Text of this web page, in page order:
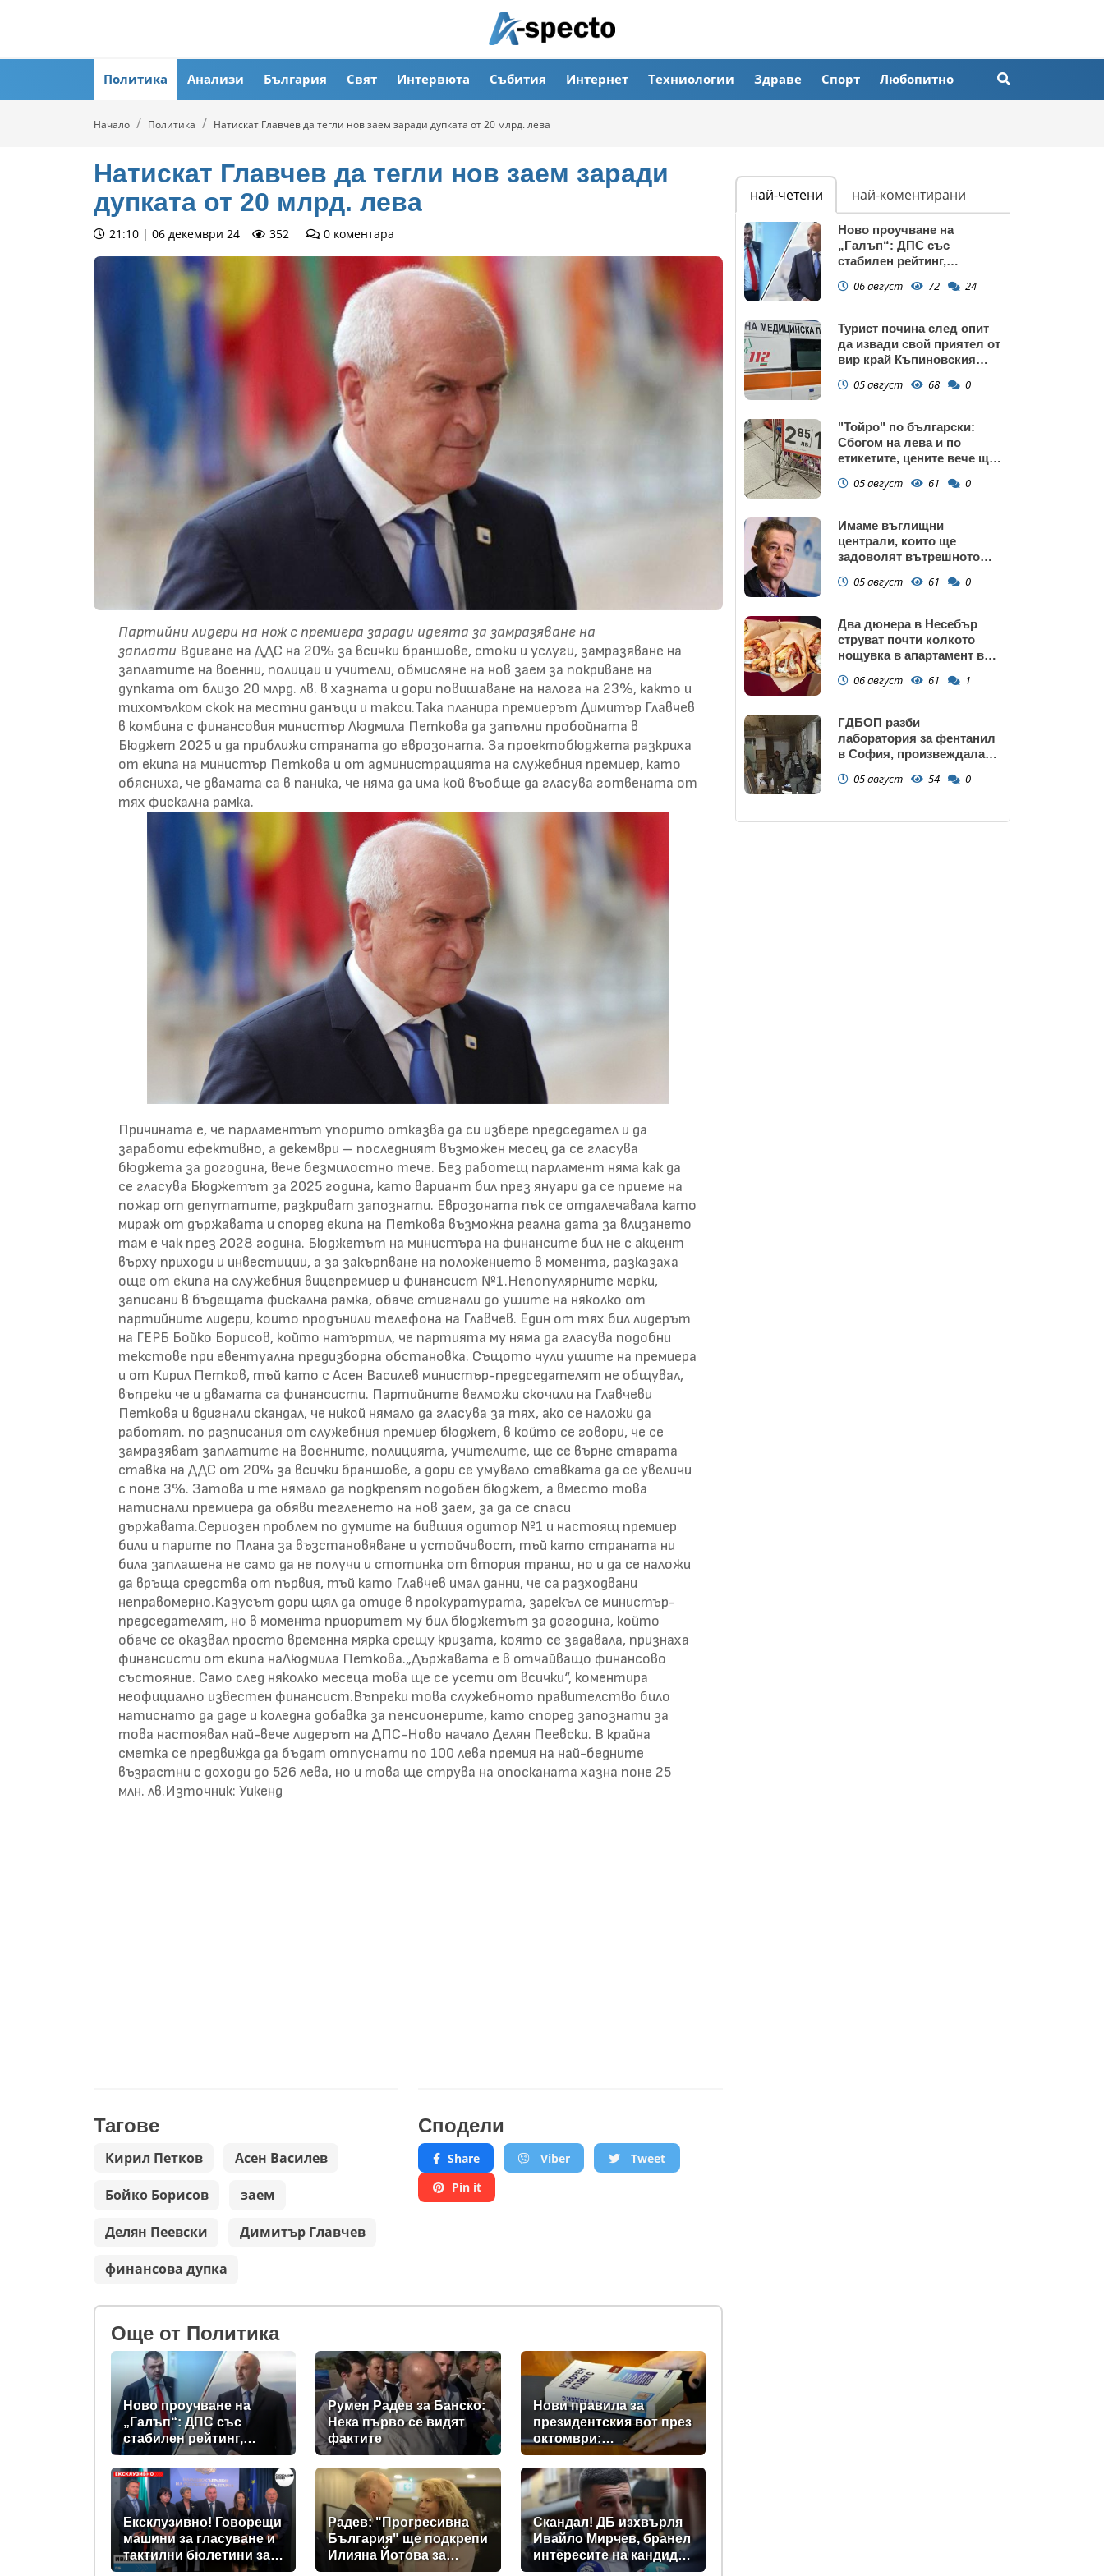
Политика Анализи България Свят Интервюта Събития Интернет Техниологии Здраве Спорт Любопитно
Начало Политика Натискат Главчев да тегли нов заем заради дупката от 20 млрд. лева
Натискат Главчев да тегли нов заем заради
дупката от 20 млрд. лева
21:10 | 06 декември 24 352 0 коментара
Партийни лидери на нож с премиера заради идеята за замразяване на
заплати Вдигане на ДДС на 20% за всички браншове, стоки и услуги, замразяване на
заплатите на военни, полицаи и учители, обмисляне на нов заем за покриване на
дупката от близо 20 млрд. лв. в хазната и дори повишаване на налога на 23%, както и
тихомълком скок на местни данъци и такси.Така планира премиерът Димитър Главчев
в комбина с финансовия министър Людмила Петкова да запълни пробойната в
Бюджет 2025 и да приближи страната до еврозоната. За проектобюджета разкриха
от екипа на министър Петкова и от администрацията на служебния премиер, като
обясниха, че двамата са в паника, че няма да има кой въобще да гласува готвената от
тях фискална рамка.
Причината е, че парламентът упорито отказва да си избере председател и да
заработи ефективно, а декември – последният възможен месец да се гласува
бюджета за догодина, вече безмилостно тече. Без работещ парламент няма как да
се гласува Бюджетът за 2025 година, като вариант бил през януари да се приеме на
пожар от депутатите, разкриват запознати. Еврозоната пък се отдалечавала като
мираж от държавата и според екипа на Петкова възможна реална дата за влизането
там е чак през 2028 година. Бюджетът на министъра на финансите бил не с акцент
върху приходи и инвестиции, а за закърпване на положението в момента, разказаха
още от екипа на служебния вицепремиер и финансист №1.Непопулярните мерки,
записани в бъдещата фискална рамка, обаче стигнали до ушите на няколко от
партийните лидери, които продънили телефона на Главчев. Един от тях бил лидерът
на ГЕРБ Бойко Борисов, който натъртил, че партията му няма да гласува подобни
текстове при евентуална предизборна обстановка. Същото чули ушите на премиера
и от Кирил Петков, тъй като с Асен Василев министър-председателят не общувал,
въпреки че и двамата са финансисти. Партийните велможи скочили на Главчеви
Петкова и вдигнали скандал, че никой нямало да гласува за тях, ако се наложи да
работят. по разписания от служебния премиер бюджет, в който се говори, че се
замразяват заплатите на военните, полицията, учителите, ще се върне старата
ставка на ДДС от 20% за всички браншове, а дори се умувало ставката да се увеличи
с поне 3%. Затова и те нямало да подкрепят подобен бюджет, а вместо това
натиснали премиера да обяви тегленето на нов заем, за да се спаси
държавата.Сериозен проблем по думите на бившия одитор №1 и настоящ премиер
били и парите по Плана за възстановяване и устойчивост, тъй като страната ни
била заплашена не само да не получи и стотинка от втория транш, но и да се наложи
да връща средства от първия, тъй като Главчев имал данни, че са разходвани
неправомерно.Казусът дори щял да отиде в прокуратурата, зарекъл се министър-
председателят, но в момента приоритет му бил бюджетът за догодина, който
обаче се оказвал просто временна мярка срещу кризата, която се задавала, признаха
финансисти от екипа наЛюдмила Петкова.„Държавата е в отчайващо финансово
състояние. Само след няколко месеца това ще се усети от всички“, коментира
неофициално известен финансист.Въпреки това служебното правителство било
натиснато да даде и коледна добавка за пенсионерите, като според запознати за
това настоявал най-вече лидерът на ДПС-Ново начало Делян Пеевски. В крайна
сметка се предвижда да бъдат отпуснати по 100 лева премия на най-бедните
възрастни с доходи до 526 лева, но и това ще струва на опосканата хазна поне 25
млн. лв.Източник: Уикенд
Тагове
Кирил Петков Асен Василев
Бойко Борисов заем
Делян Пеевски Димитър Главчев
финансова дупка
Сподели
Share Viber
Tweet
Pin it
Oще от Политика
Ново проучване на
„Галъп“: ДПС със
стабилен рейтинг,
подкрепата към Радев
се запазва
Румен Радев за Банско:
Нека първо се видят
фактите
Нови правила за
президентския вот през
октомври:
Парламентът прие
промени в Изборния
кодекс
Ексклузивно! Говорещи
машини за гласуване и
тактилни бюлетини за
незрящите предвиждат
Радев: "Прогресивна
България" ще подкрепи
Илияна Йотова за
президент
Скандал! ДБ изхвърля
Ивайло Мирчев, бранел
интересите на кандидат
за „Лукойл”
най-четени най-коментирани
Ново проучване на
„Галъп“: ДПС със
стабилен рейтинг,
запазва
06 август 72 24
Турист почина след опит
да извади свой приятел от
вир край Къпиновския
05 август 68 0
"Тойро" по български:
Сбогом на лева и по
етикетите, цените вече ще
05 август 61 0
Имаме въглищни
централи, които ще
задоволят вътрешното
05 август 61 0
Два дюнера в Несебър
струват почти колкото
нощувка в апартамент в
06 август 61 1
ГДБОП разби
лаборатория за фентанил
в София, произвеждала
(снимки)
05 август 54 0